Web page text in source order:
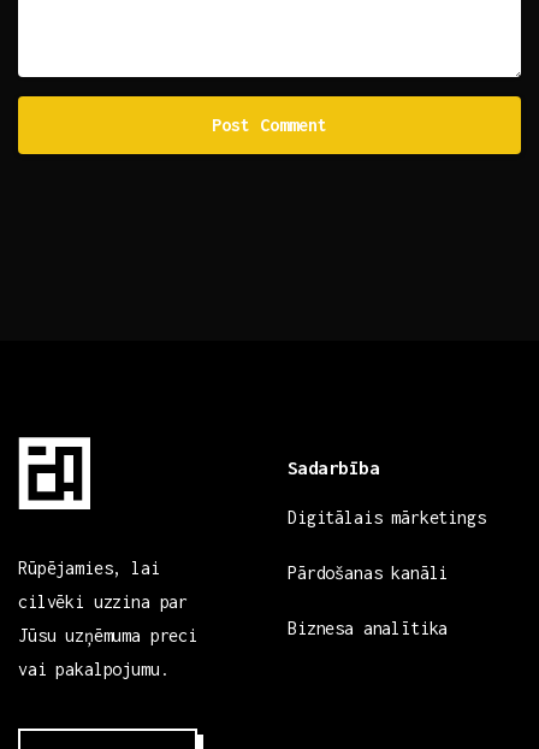
Rūpējamies, lai
cilvēki uzzina par
Jūsu uzņēmuma preci
vai pakalpojumu.
Sadarbība
Digitālais mārketings
Pārdošanas kanāli
Biznesa analītika